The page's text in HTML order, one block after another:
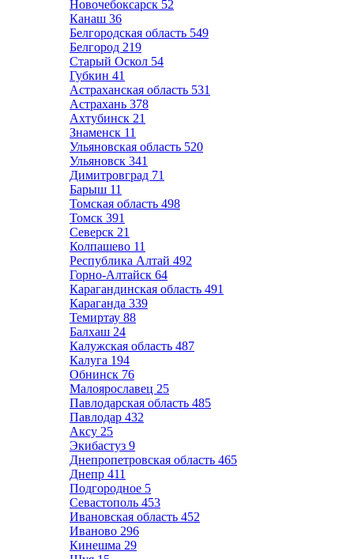
Новочебоксарск 52
Канаш 36
Белгородская область 549
Белгород 219
Старый Оскол 54
Губкин 41
Астраханская область 531
Астрахань 378
Ахтубинск 21
Знаменск 11
Ульяновская область 520
Ульяновск 341
Димитровград 71
Барыш 11
Томская область 498
Томск 391
Северск 21
Колпашево 11
Республика Алтай 492
Горно-Алтайск 64
Карагандинская область 491
Караганда 339
Темиртау 88
Балхаш 24
Калужская область 487
Калуга 194
Обнинск 76
Малоярославец 25
Павлодарская область 485
Павлодар 432
Аксу 25
Экибастуз 9
Днепропетровская область 465
Днепр 411
Подгородное 5
Севастополь 453
Ивановская область 452
Иваново 296
Кинешма 29